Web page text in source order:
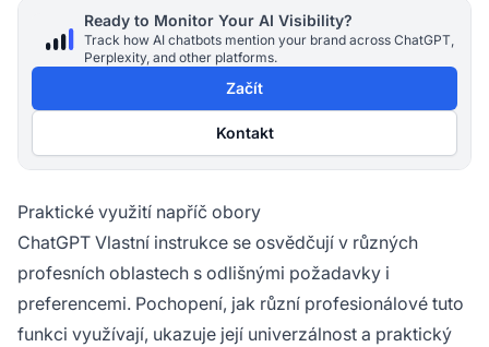
Ready to Monitor Your AI Visibility?
Track how AI chatbots mention your brand across ChatGPT,
Perplexity, and other platforms.
Začít
Kontakt
Praktické využití napříč obory
ChatGPT Vlastní instrukce se osvědčují v různých
profesních oblastech s odlišnými požadavky i
preferencemi. Pochopení, jak různí profesionálové tuto
funkci využívají, ukazuje její univerzálnost a praktický